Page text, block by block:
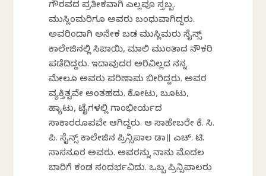
ಗೌರವದ ಪ್ರತೀಕವಾಗಿ ಎಲ್ಲವೂ ಸ್ತಬ್ಬ.
ಮುಸ್ಲಿಂಮರಿಗೂ ಅವರು ಬಂಧುವಾಗಿದ್ದರು.
ಅವರಿಂದಾಗಿ ಅನೇಕ ಬಡ ಮುಸ್ಲಿಮರು ಸೈನ್ಸ್
ಕಾಲೇಜಿನಲ್ಲಿ ಸಿಪಾಯಿ, ಮಾಲಿ ಮುಂತಾದ ನೌಕರಿ
ಪಡೆದಿದ್ದರು. ಇದಾವುದರ ಅರಿವಿಲ್ಲದ ನನ್ನ
ಮೇಲೂ ಅವರು ಪರಿಣಾಮ ಬೀರಿದ್ದರು. ಅವರ
ವ್ಯಕ್ತಿತ್ವವೇ ಅಂತಹದು. ಕೋಟು, ಬೂಟು,
ಹ್ಯಾಟು, ಟೈಗಳಲ್ಲಿ ಗಾಂಭೀರ್ಯದ
ಸಾಕಾರರೂಪವೇ ಆಗಿದ್ದರು. ಆ ಸಾಹೇಬರೇ ಕೆ. ಸಿ.
ಪಿ. ಸೈನ್ಸ್ ಕಾಲೇಜಿನ ಪ್ರಿನ್ಸಿಪಾಲ ಡಾ॥ ಎಚ್. ಟಿ.
ಸಾಸನೂರ ಅವರು. ಅವರನ್ನು ನಾನು ಮೊದಲ
ಬಾರಿಗೆ ಕಂಡ ಸಂದರ್ಭವಿದು. ಒಬ್ಬ ಪ್ರಿನ್ಸಿಪಾಲರು